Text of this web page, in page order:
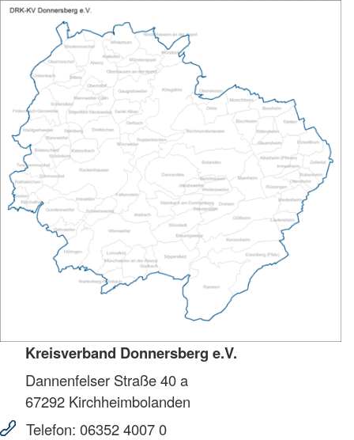
Kreisverband Donnersberg e.V.
Dannenfelser Straße 40 a
67292 Kirchheimbolanden
Telefon: 06352 4007 0